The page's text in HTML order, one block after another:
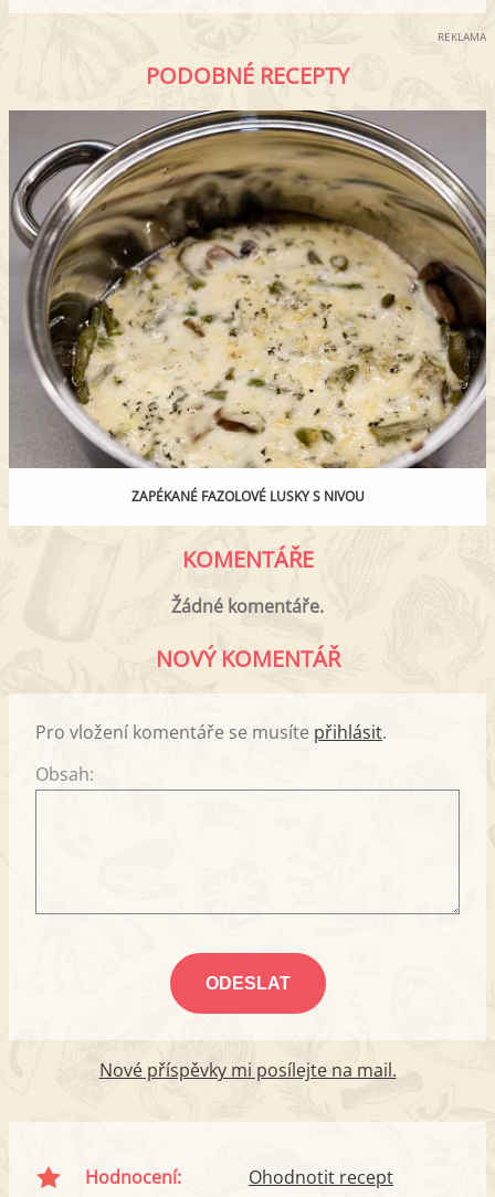
REKLAMA
PODOBNÉ RECEPTY
ZAPÉKANÉ FAZOLOVÉ LUSKY S NIVOU
KOMENTÁŘE
Žádné komentáře.
NOVÝ KOMENTÁŘ
Pro vložení komentáře se musíte přihlásit.
Obsah:
Nové příspěvky mi posílejte na mail.
Hodnocení: Ohodnotit recept